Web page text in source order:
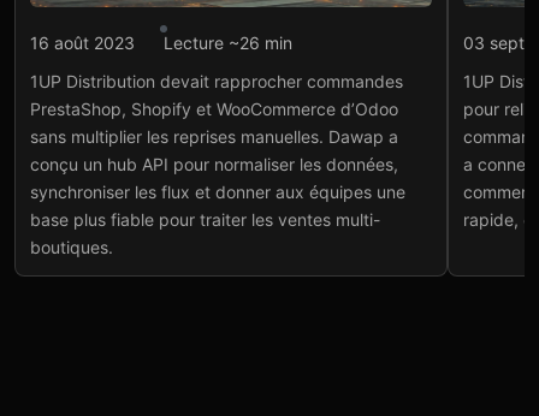
Intégration API
vers Odoo
Voir le projet →
16 août 2023
Lecture ~26 min
1UP Distribution devait rapprocher commandes
PrestaShop, Shopify et WooCommerce d’Odoo
sans multiplier les reprises manuelles. Dawap a
conçu un hub API pour normaliser les données,
synchroniser les flux et donner aux équipes une
base plus fiable pour traiter les ventes multi-
boutiques.
03
1UP
pour
a
rapide,